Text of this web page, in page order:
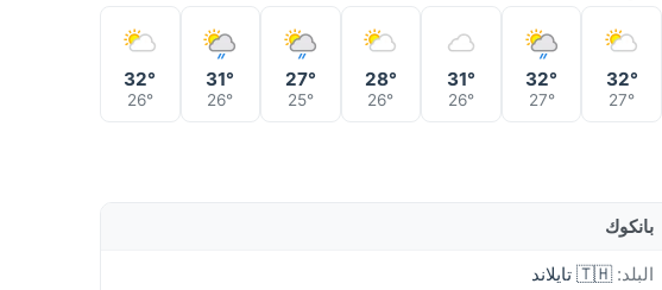
32°
27°
32°
27°
31°
26°
28°
26°
27°
25°
31°
26°
32°
26°
بانكوك
البلد: 🇹🇭 تايلاند